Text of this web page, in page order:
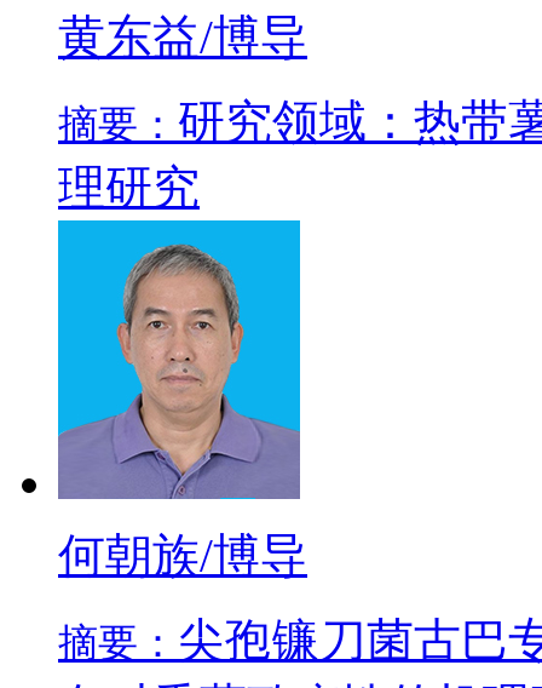
黄东益/博导
摘要： 研究领域：热带
理研究
何朝族/博导
摘要： 尖孢镰刀菌古巴